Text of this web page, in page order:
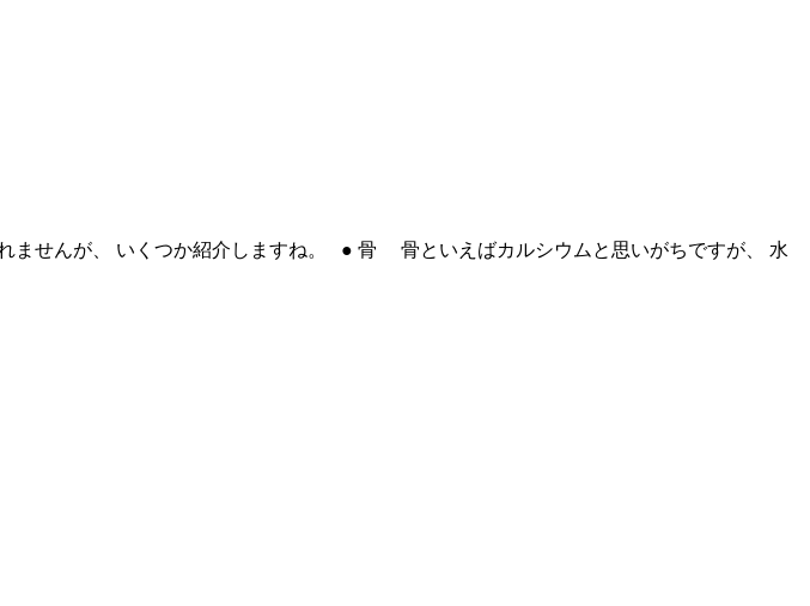
ませんが、 いくつか紹介しますね。 ● 骨 骨といえばカルシウムと思いがちですが、 水